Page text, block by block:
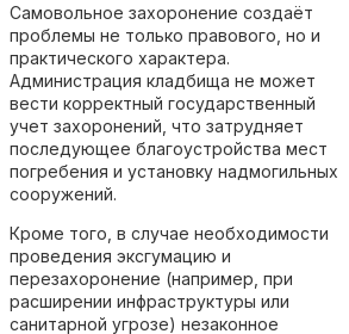
Самовольное захоронение создаёт
проблемы не только правового, но и
практического характера.
Администрация кладбища не может
вести корректный государственный
учет захоронений, что затрудняет
последующее благоустройства мест
погребения и установку надмогильных
сооружений.
Кроме того, в случае необходимости
проведения эксгумацию и
перезахоронение (например, при
расширении инфраструктуры или
санитарной угрозе) незаконное